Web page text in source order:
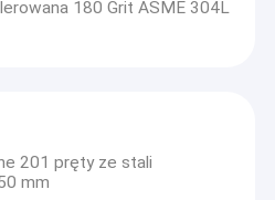
180 Grit ASME 304L
201 pręty ze stali
mm